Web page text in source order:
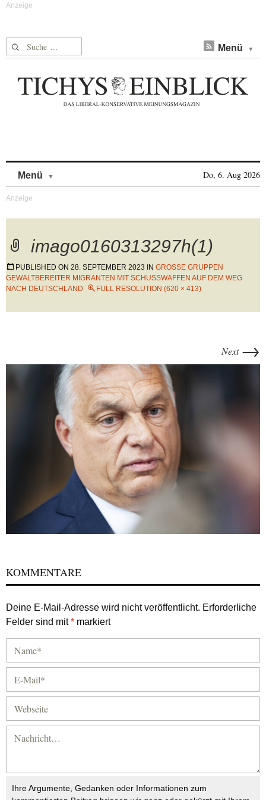
Suche nach: Menü
Menü Do, 6. Aug 2026
imago0160313297h(1)
PUBLISHED ON 28. SEPTEMBER 2023 IN GROSSE GRUPPEN G
EWALTBEREITER MIGRANTEN MIT SCHUSSWAFFEN AUF DEM WEG N
ACH DEUTSCHLAND
FULL RESOLUTION (620 × 413)
Next →
KOMMENTARE
Deine E-Mail-Adresse wird nicht veröffentlicht. Erforderliche
Felder sind mit* markiert
Ihre Argumente, Gedanken oder Informationen zum